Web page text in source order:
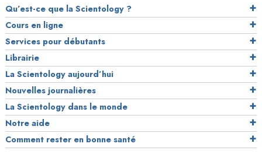
Qu’est-ce que la Scientology ?
Cours en ligne
Services pour débutants
Librairie
La Scientology aujourd’hui
Nouvelles journalières
La Scientology dans le monde
Notre aide
Comment rester en bonne santé